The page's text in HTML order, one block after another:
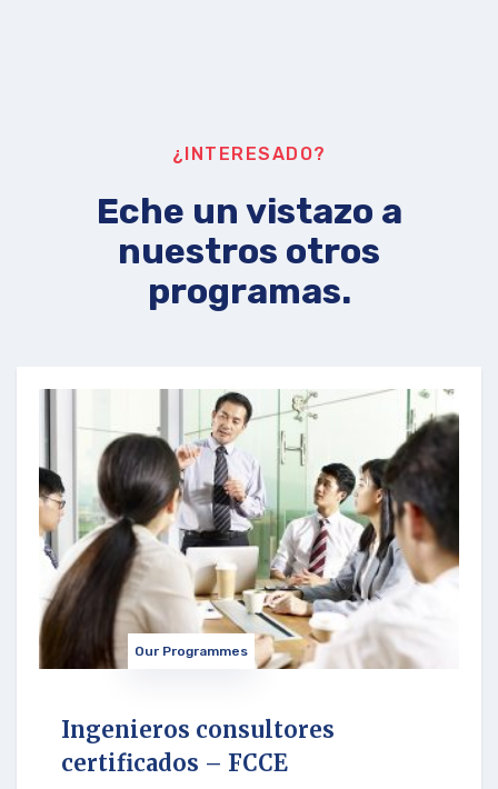
¿INTERESADO?
Eche un vistazo a
nuestros otros
programas.
Our Programmes
Ingenieros consultores
certificados – FCCE